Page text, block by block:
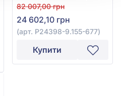
та димчастим кварцом
5,47ct, арт. P24398-
9.155-677
82 007,00 грн
24 602,10 грн
(арт. P24398-9.155-677)
Купити